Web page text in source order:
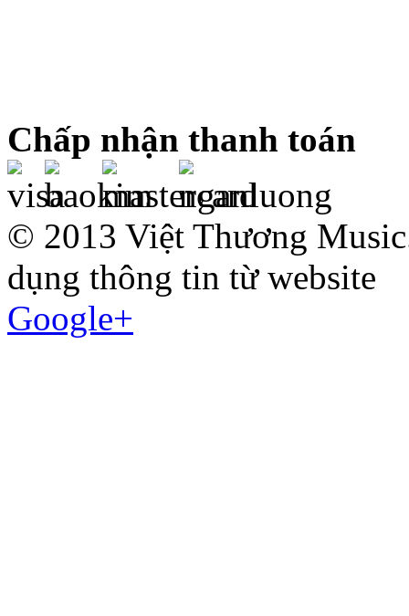
Chấp nhận thanh toán
© 2013 Việt Thương
dụng thông tin từ website
Google+